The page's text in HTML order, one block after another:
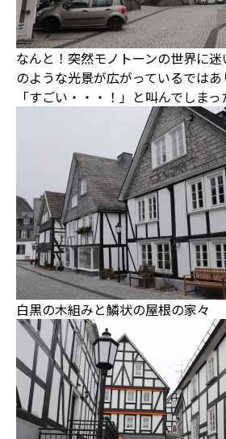
なんと！突然モノトーンの世界に
のような光景が広がっているでは
「すごい・・・！」と叫んでしまっ
白黒の木組みと鱗状の屋根の家々